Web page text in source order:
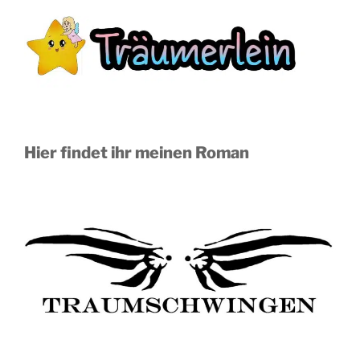
Hier findet ihr meinen Roman